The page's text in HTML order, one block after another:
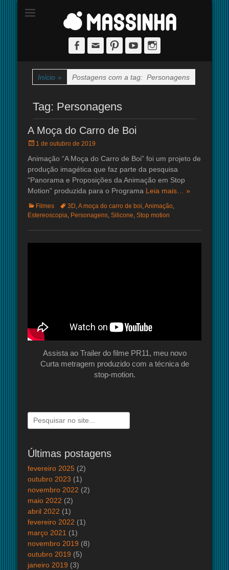
massinha
Site dedicado à técnica de stop-motion
Facebook
Email PinterestYouTube
Início » Postagens com a tag: Personagens
Tag: Personagens
A Moça do Carro de Boi
Posted
1 de outubro de 2019
Animação “A Moça do Carro de Boi” foi um projeto de
produção imagética que faz parte da pesquisa
“Panorama e Proposições da Animação em Stop
Motion” produzida para o Programa Leia mais… »
Categorias:
Filmes Tags:
3D,A moça do carro de boi,Animação,
Estereoscopia, Personagens, Silicone, Stop motion
Assista ao Trailer do filme PR11, meu novo
Curta metragem produzido com a técnica de
stop-motion.
Pesquisar
por:
Últimas postagens
fevereiro 2025 (2)
outubro 2023 (1)
novembro 2022 (2)
maio 2022 (2)
abril 2022 (1)
fevereiro 2022 (1)
março 2021 (1)
novembro 2019 (8)
outubro 2019 (5)
janeiro 2019 (3)